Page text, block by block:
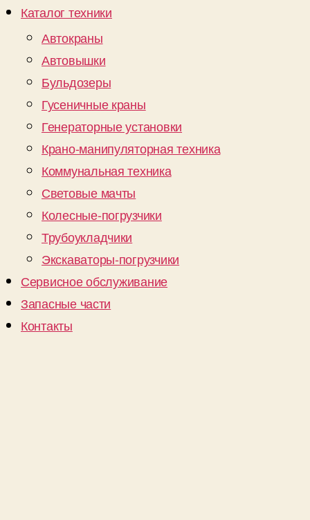
Каталог техники
Автокраны
Автовышки
Бульдозеры
Гусеничные краны
Генераторные установки
Крано-манипуляторная техника
Коммунальная техника
Световые мачты
Колесные-погрузчики
Трубоукладчики
Экскаваторы-погрузчики
Сервисное обслуживание
Запасные части
Контакты